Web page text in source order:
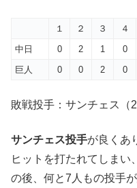
１ ２ ３ ４
中日
0 2 1 0
巨人
0 0 2 0
敗戦投手：サンチェス（2
サンチェス投手が良くあ
ヒットを打たれてしまい
の後、何と7人もの投手